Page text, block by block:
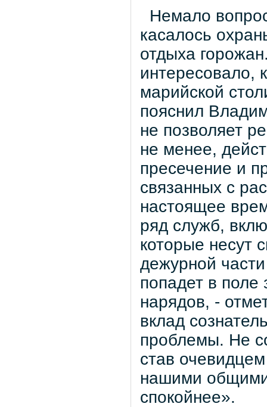
Немало
касалось
отдыха
интересовало,
марийской
пояснил
не позволяет
не менее,
пресечение и
связанных с
настоящее
ряд служб,
которые несут
дежурной
попадет в
нарядов, -
вклад
проблемы. Не
став
нашими общими
спокойнее».